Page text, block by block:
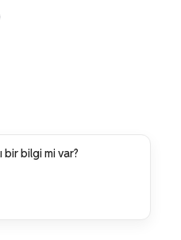
bir bilgi mi var?